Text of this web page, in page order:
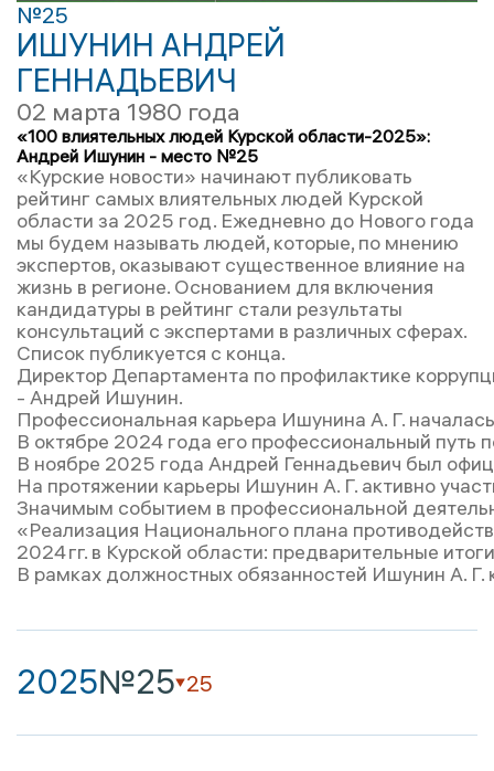
№25
ИШУНИН АНДРЕЙ
ГЕННАДЬЕВИЧ
02 марта 1980 года
«100 влиятельных людей Курской области-2025»:
Андрей Ишунин - место №25
«Курские новости» начинают публиковать
рейтинг самых влиятельных людей Курской
области за 2025 год. Ежедневно до Нового года
мы будем называть людей, которые, по мнению
экспертов, оказывают существенное влияние на
жизнь в регионе. Основанием для включения
кандидатуры в рейтинг стали результаты
консультаций с экспертами в различных сферах.
Список публикуется с конца.
Директор Департамента по профилактике
- Андрей Ишунин.
Профессиональная карьера Ишунина А. Г.
В октябре 2024 года его профессиональный путь
В ноябре 2025 года Андрей Геннадьевич был
На протяжении карьеры Ишунин А. Г. активно
Значимым событием в профессиональной
«Реализация Национального плана
2024 гг. в Курской области: предварительные
В рамках должностных обязанностей Ишунин А.
2025№25 25